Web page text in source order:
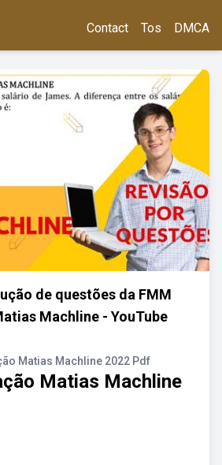
Contact Tos DMCA
de questões da FMM
Machline - YouTube
Matias Machline 2022 Pdf
Matias Machline